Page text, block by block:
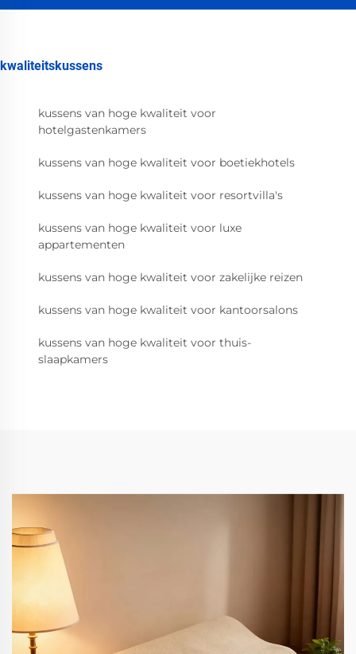
kwaliteitskussens
kussens van hoge kwaliteit voor
hotelgastenkamers
kussens van hoge kwaliteit voor boetiekhotels
kussens van hoge kwaliteit voor resortvilla's
kussens van hoge kwaliteit voor luxe
appartementen
kussens van hoge kwaliteit voor zakelijke reizen
kussens van hoge kwaliteit voor kantoorsalons
kussens van hoge kwaliteit voor thuis-
slaapkamers